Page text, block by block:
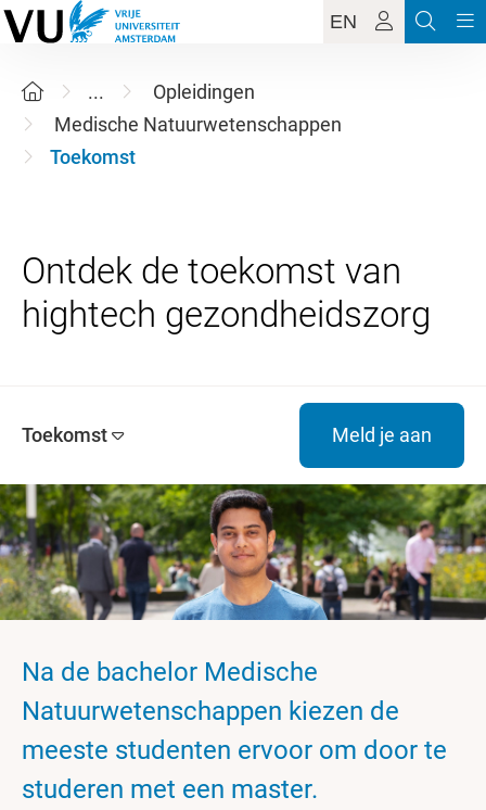
EN
...
Opleidingen
Medische Natuurwetenschappen
Toekomst
Ontdek de toekomst van
Toekomst Meld je aan
Na de bachelor Medische
Natuurwetenschappen kiezen de
meeste studenten ervoor om door te
studeren met een master.